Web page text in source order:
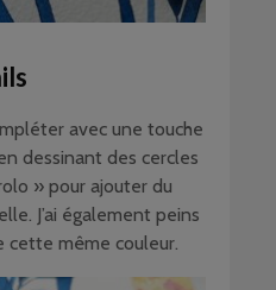
avec une touche
dessinant des cercles
» pour ajouter du
J’ai également peins
cette même couleur.